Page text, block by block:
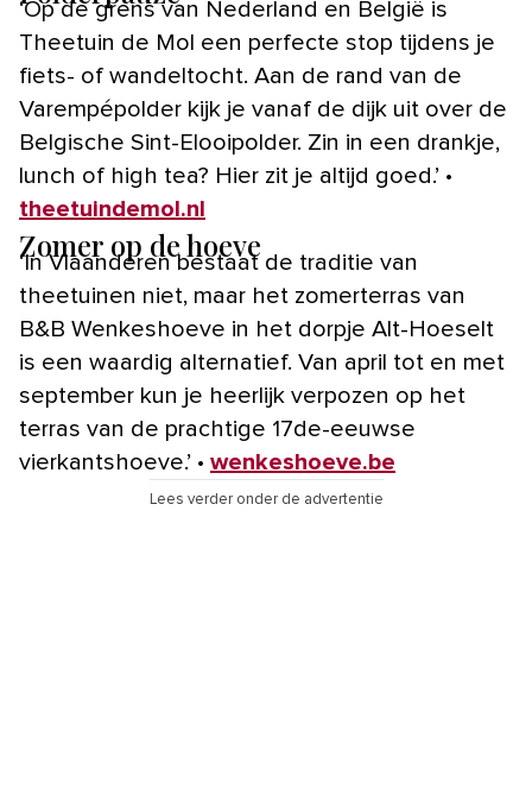
‘Op de grens van Nederland en België is
Theetuin de Mol een perfecte stop tijdens je
fiets- of wandeltocht. Aan de rand van de
Varempépolder kijk je vanaf de dijk uit over de
Belgische Sint-Elooipolder. Zin in een drankje,
lunch of high tea? Hier zit je altijd goed.’ •
theetuindemol.nl
Zomer op de hoeve
‘In Vlaanderen bestaat de traditie van
theetuinen niet, maar het zomerterras van
B&B Wenkeshoeve in het dorpje Alt-Hoeselt
is een waardig alternatief. Van april tot en met
september kun je heerlijk verpozen op het
terras van de prachtige 17de-eeuwse
vierkantshoeve.’ • wenkeshoeve.be
Lees verder onder de advertentie